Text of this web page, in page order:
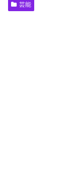
芸能